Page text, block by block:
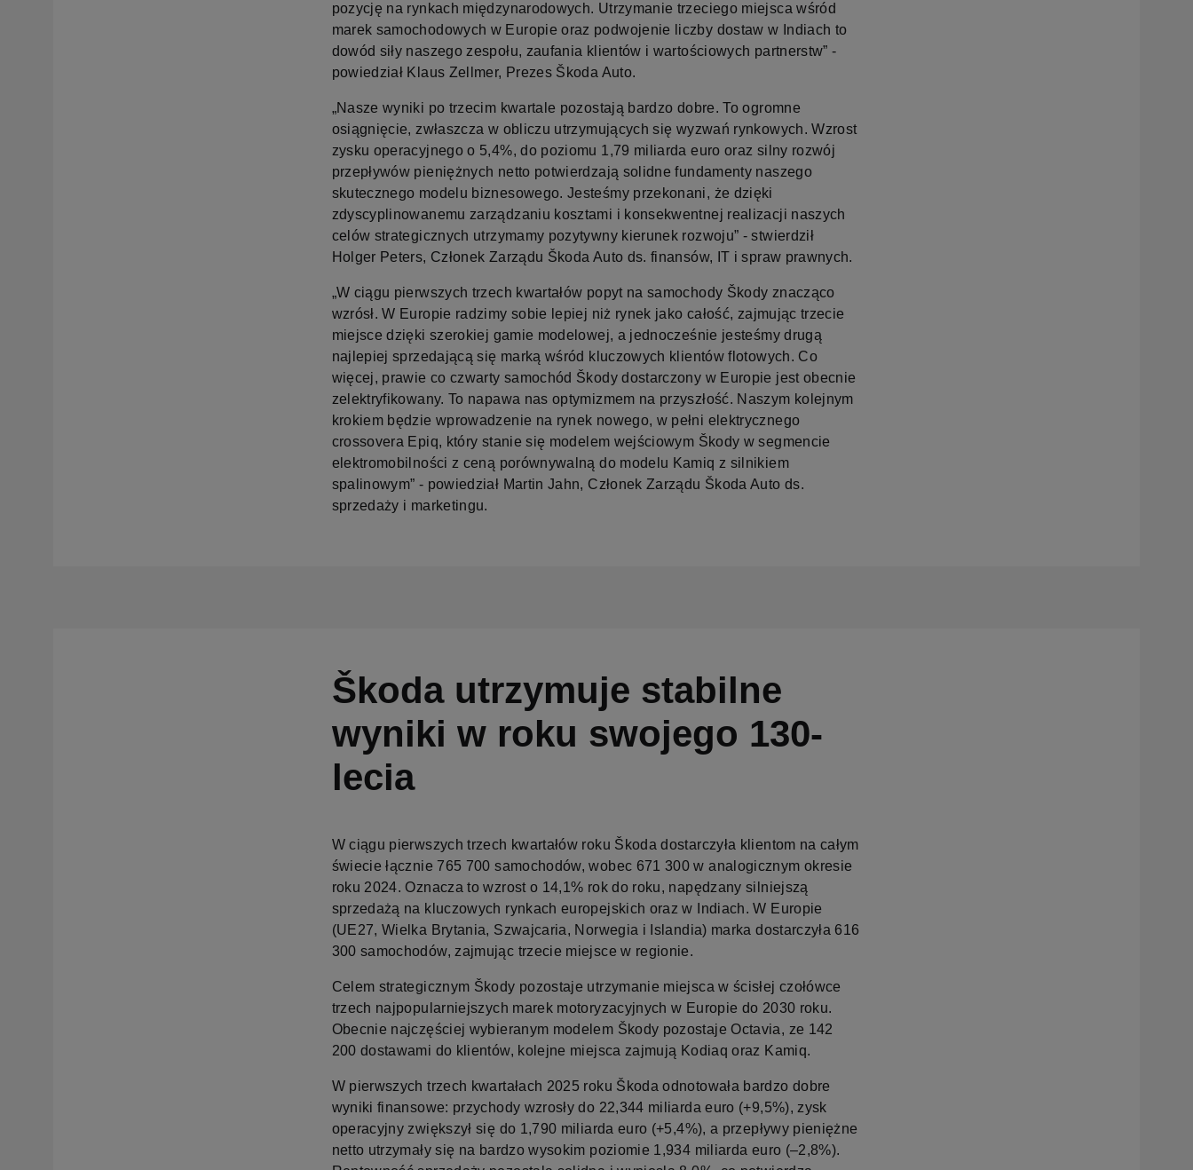
pozycję na rynkach międzynarodowych. Utrzymanie trzeciego miejsca wśród
marek samochodowych w Europie oraz podwojenie liczby dostaw w Indiach to
dowód siły naszego zespołu, zaufania klientów i wartościowych partnerstw” -
powiedział Klaus Zellmer, Prezes Škoda Auto.
„Nasze wyniki po trzecim kwartale pozostają bardzo dobre. To ogromne
osiągnięcie, zwłaszcza w obliczu utrzymujących się wyzwań rynkowych. Wzrost
zysku operacyjnego o 5,4%, do poziomu 1,79 miliarda euro oraz silny rozwój
przepływów pieniężnych netto potwierdzają solidne fundamenty naszego
skutecznego modelu biznesowego. Jesteśmy przekonani, że dzięki
zdyscyplinowanemu zarządzaniu kosztami i konsekwentnej realizacji naszych
celów strategicznych utrzymamy pozytywny kierunek rozwoju” - stwierdził
Holger Peters, Członek Zarządu Škoda Auto ds. finansów, IT i spraw prawnych.
„W ciągu pierwszych trzech kwartałów popyt na samochody Škody znacząco
wzrósł. W Europie radzimy sobie lepiej niż rynek jako całość, zajmując trzecie
miejsce dzięki szerokiej gamie modelowej, a jednocześnie jesteśmy drugą
najlepiej sprzedającą się marką wśród kluczowych klientów flotowych. Co
więcej, prawie co czwarty samochód Škody dostarczony w Europie jest obecnie
zelektryfikowany. To napawa nas optymizmem na przyszłość. Naszym kolejnym
krokiem będzie wprowadzenie na rynek nowego, w pełni elektrycznego
crossovera Epiq, który stanie się modelem wejściowym Škody w segmencie
elektromobilności z ceną porównywalną do modelu Kamiq z silnikiem
spalinowym” - powiedział Martin Jahn, Członek Zarządu Škoda Auto ds.
sprzedaży i marketingu.
Škoda utrzymuje stabilne
wyniki w roku swojego 130-
lecia
W ciągu pierwszych trzech kwartałów roku Škoda dostarczyła klientom na całym
świecie łącznie 765 700 samochodów, wobec 671 300 w analogicznym okresie
roku 2024. Oznacza to wzrost o 14,1% rok do roku, napędzany silniejszą
sprzedażą na kluczowych rynkach europejskich oraz w Indiach. W Europie
(UE27, Wielka Brytania, Szwajcaria, Norwegia i Islandia) marka dostarczyła 616
300 samochodów, zajmując trzecie miejsce w regionie.
Celem strategicznym Škody pozostaje utrzymanie miejsca w ścisłej czołówce
trzech najpopularniejszych marek motoryzacyjnych w Europie do 2030 roku.
Obecnie najczęściej wybieranym modelem Škody pozostaje Octavia, ze 142
200 dostawami do klientów, kolejne miejsca zajmują Kodiaq oraz Kamiq.
W pierwszych trzech kwartałach 2025 roku Škoda odnotowała bardzo dobre
wyniki finansowe: przychody wzrosły do 22,344 miliarda euro (+9,5%), zysk
operacyjny zwiększył się do 1,790 miliarda euro (+5,4%), a przepływy pieniężne
netto utrzymały się na bardzo wysokim poziomie 1,934 miliarda euro (–2,8%).